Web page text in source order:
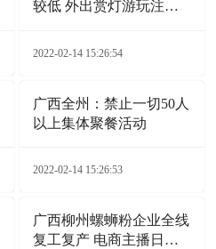
较低 外出赏灯游玩注意
2022-02-14 15:26:54
广西全州：禁止一切50人
以上集体聚餐活动
2022-02-14 15:26:53
广西柳州螺蛳粉企业全线
复工复产 电商主播日夜